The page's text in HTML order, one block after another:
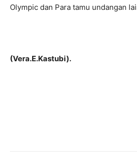
Olympic dan Para tamu undangan
(Vera.E.Kastubi).